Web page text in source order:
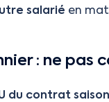
salarié en
: ne pas
du contrat